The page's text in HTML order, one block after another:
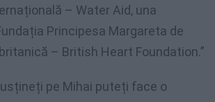
– Water Aid, una
Principesa Margareta de
– British Heart Foundation.”
pe Mihai puteți face o